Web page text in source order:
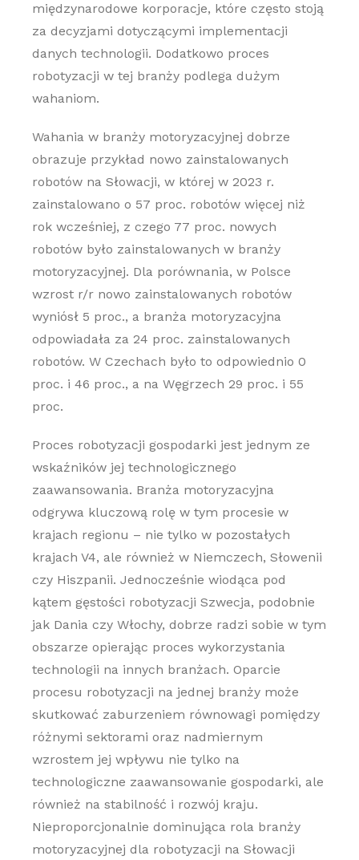
międzynarodowe korporacje, które często stoją
za decyzjami dotyczącymi implementacji
danych technologii. Dodatkowo proces
robotyzacji w tej branży podlega dużym
wahaniom.
Wahania w branży motoryzacyjnej dobrze
obrazuje przykład nowo zainstalowanych
robotów na Słowacji, w której w 2023 r.
zainstalowano o 57 proc. robotów więcej niż
rok wcześniej, z czego 77 proc. nowych
robotów było zainstalowanych w branży
motoryzacyjnej. Dla porównania, w Polsce
wzrost r/r nowo zainstalowanych robotów
wyniósł 5 proc., a branża motoryzacyjna
odpowiadała za 24 proc. zainstalowanych
robotów. W Czechach było to odpowiednio 0
proc. i 46 proc., a na Węgrzech 29 proc. i 55
proc.
Proces robotyzacji gospodarki jest jednym ze
wskaźników jej technologicznego
zaawansowania. Branża motoryzacyjna
odgrywa kluczową rolę w tym procesie w
krajach regionu – nie tylko w pozostałych
krajach V4, ale również w Niemczech, Słowenii
czy Hiszpanii. Jednocześnie wiodąca pod
kątem gęstości robotyzacji Szwecja, podobnie
jak Dania czy Włochy, dobrze radzi sobie w tym
obszarze opierając proces wykorzystania
technologii na innych branżach. Oparcie
procesu robotyzacji na jednej branży może
skutkować zaburzeniem równowagi pomiędzy
różnymi sektorami oraz nadmiernym
wzrostem jej wpływu nie tylko na
technologiczne zaawansowanie gospodarki, ale
również na stabilność i rozwój kraju.
Nieproporcjonalnie dominująca rola branży
motoryzacyjnej dla robotyzacji na Słowacji